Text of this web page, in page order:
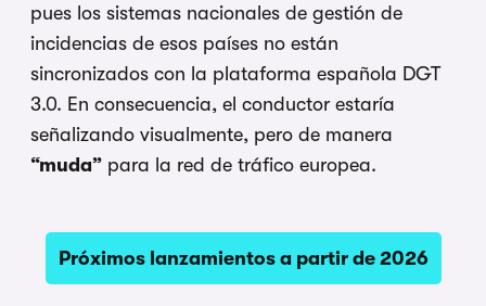
pues los sistemas nacionales de gestión de
incidencias de esos países no están
sincronizados con la plataforma española DGT
3.0. En consecuencia, el conductor estaría
señalizando visualmente, pero de manera
“muda” para la red de tráfico europea.
Próximos lanzamientos a partir de 2026